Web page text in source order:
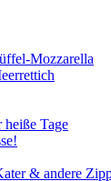
Mozzarella
Tage
& andere